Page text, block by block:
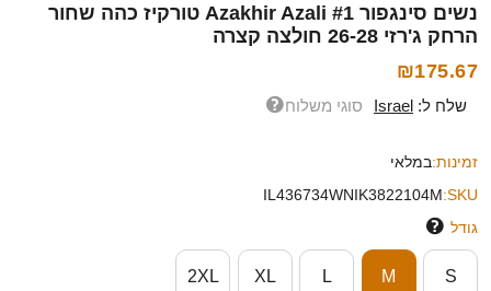
נשים סינגפור Azakhir Azali #1 טורקיז כהה שחור
הרחק ג'רזי 26-28 חולצה קצרה
₪175.67
שלח ל: Israel סוגי משלוח
זמינות:במלאי
SKU:
IL436734WNIK3822104M
גודל
S
M
L
XL
2XL